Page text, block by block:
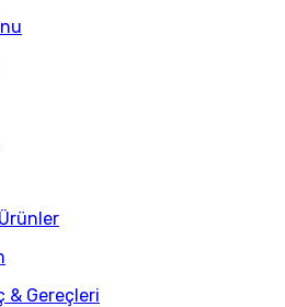
& Gereçleri